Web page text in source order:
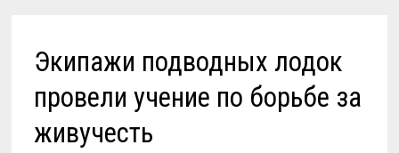
Экипажи подводных лодок
провели учение по борьбе за
живучесть